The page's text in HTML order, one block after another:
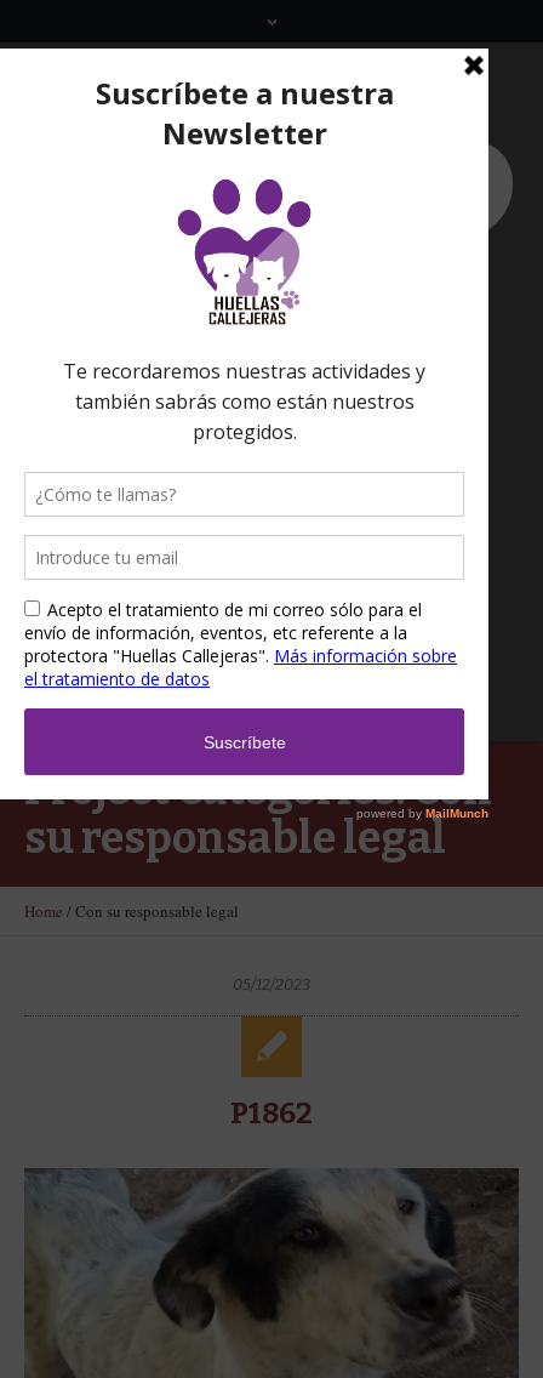
Project Categories:Con
su responsable legal
Home /Con su responsable legal
05/12/2023
P1862